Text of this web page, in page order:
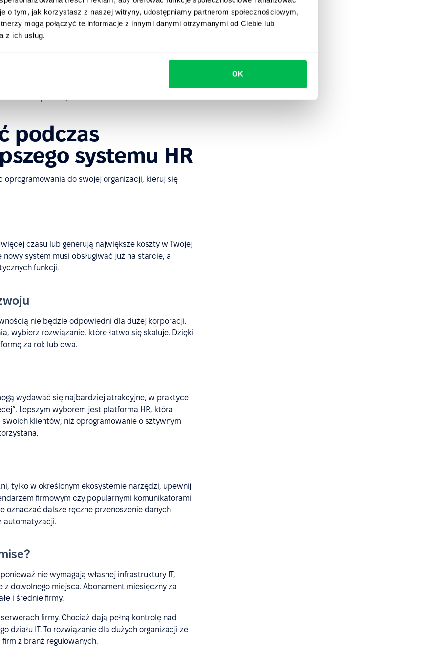
o tym, jak korzystasz z naszej witryny, udostępniamy partnerom społecznościowym,
mogą połączyć te informacje z innymi danymi otrzymanymi od Ciebie lub
z ich usług.
OK
naliczanie płac oraz rozliczanie kosztów
celami, oceny 360° oraz
plany
podczas
systemu HR
oprogramowania do swojej organizacji, kieruj się
czasu lub generują największe koszty w Twojej
system musi obsługiwać już na starcie, a
funkcji.
nie będzie odpowiedni dla dużej korporacji.
wybierz rozwiązanie, które łatwo się skaluje. Dzięki
za rok lub dwa.
wydawać się najbardziej atrakcyjne, w praktyce
Lepszym wyborem jest platforma HR, która
klientów, niż oprogramowanie o sztywnym
tylko w określonym ekosystemie narzędzi, upewnij
firmowym czy popularnymi komunikatorami
oznaczać dalsze ręczne przenoszenie danych
automatyzacji.
nie wymagają własnej infrastruktury IT,
dowolnego miejsca. Abonament miesięczny za
i średnie firmy.
firmy. Chociaż dają pełną kontrolę nad
działu IT. To rozwiązanie dla dużych organizacji ze
z branż regulowanych.